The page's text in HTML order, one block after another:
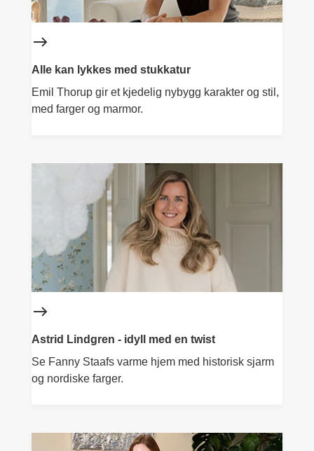
Alle kan lykkes med stukkatur
Emil Thorup gir et kjedelig nybygg karakter og stil,
med farger og marmor.
Astrid Lindgren - idyll med en twist
Se Fanny Staafs varme hjem med historisk sjarm
og nordiske farger.